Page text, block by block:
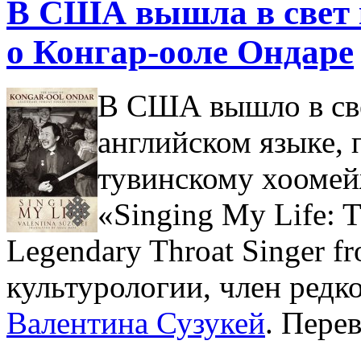
В США вышла в свет
о Конгар-ооле Ондаре
В США вышло в
английском
тувинскому
«Singing My Life:
Legendary Throat Singer
культурологии, член
Валентина Сузукей.